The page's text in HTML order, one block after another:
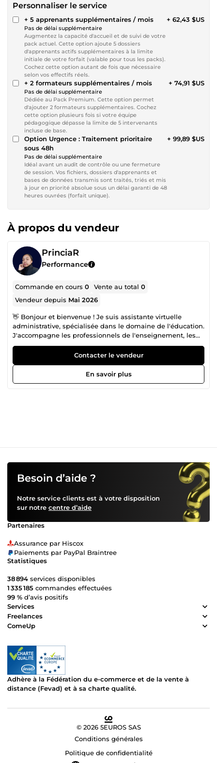
Personnaliser le service
+ 5 apprenants supplémentaires / mois
Pas de délai supplémentaire
Augmentez la capacité d'accueil et de suivi de votre
pack actuel. Cette option ajoute 5 dossiers
d'apprenants actifs supplémentaires à la limite
initiale de votre forfait (valable pour tous les packs).
Cochez cette option autant de fois que nécessaire
selon vos effectifs réels.
+ 62,43 $US
+ 2 formateurs supplémentaires / mois
Pas de délai supplémentaire
Dédiée au Pack Premium. Cette option permet
d'ajouter 2 formateurs supplémentaires. Cochez
cette option plusieurs fois si votre équipe
pédagogique dépasse la limite de 5 intervenants
incluse de base.
+ 74,91 $US
Option Urgence : Traitement prioritaire
sous 48h
Pas de délai supplémentaire
Idéal avant un audit de contrôle ou une fermeture
de session. Vos fichiers, dossiers d'apprenants et
bases de données transmis sont traités, triés et mis
à jour en priorité absolue sous un délai garanti de 48
heures ouvrées (forfait unique).
+ 99,89 $US
À propos du vendeur
PrinciaR
Performance
Commande en cours0 Vente au total0
Vendeur depuis Mai 2026
👋 Bonjour et bienvenue ! Je suis assistante virtuelle
administrative, spécialisée dans le domaine de l'éducation.
J'accompagne les professionnels de l'enseignement, les
formateurs, les coachs ainsi que les structures éducatives
dans la gestion de leurs tâches administratives afin
d'assurer une activité plus fluide et organisée. Je structure
mon accompagnement autour de trois piliers
fondamentaux : Administration et Gestion: rigueur et
activité. 💼Je demeure à votre entière disposition pour une
collaboration solide et épanouissante.
Contacter le vendeur
En savoir plus
Besoin d’aide ?
Notre service clients est à votre disposition
sur notre centre d’aide
Partenaires
Assurance par Hiscox
Paiements par PayPal Braintree
Statistiques
38 894 services disponibles
1 335 185 commandes effectuées
99 % d’avis positifs
Services
Freelances
ComeUp
Adhère à la Fédération du e-commerce et de la vente à
distance (Fevad) et à sa charte qualité.
© 2026 5EUROS SAS
Conditions générales
Politique de confidentialité